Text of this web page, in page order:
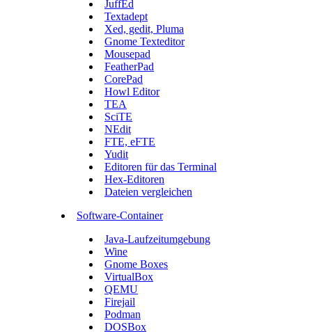
JuffEd
Textadept
Xed, gedit, Pluma
Gnome Texteditor
Mousepad
FeatherPad
CorePad
Howl Editor
TEA
SciTE
NEdit
FTE, eFTE
Yudit
Editoren für das Terminal
Hex-Editoren
Dateien vergleichen
Software-Container
Java-Laufzeitumgebung
Wine
Gnome Boxes
VirtualBox
QEMU
Firejail
Podman
DOSBox